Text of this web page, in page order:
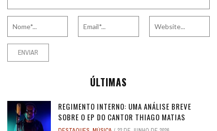
ÚLTIMAS
REGIMENTO INTERNO: UMA ANÁLISE BREVE
SOBRE O EP DO CANTOR THIAGO MATIAS